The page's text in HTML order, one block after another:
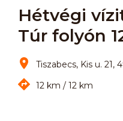
Hétvégi
Túr folyón
Tiszabecs, Kis u. 21,
12 km / 12 km